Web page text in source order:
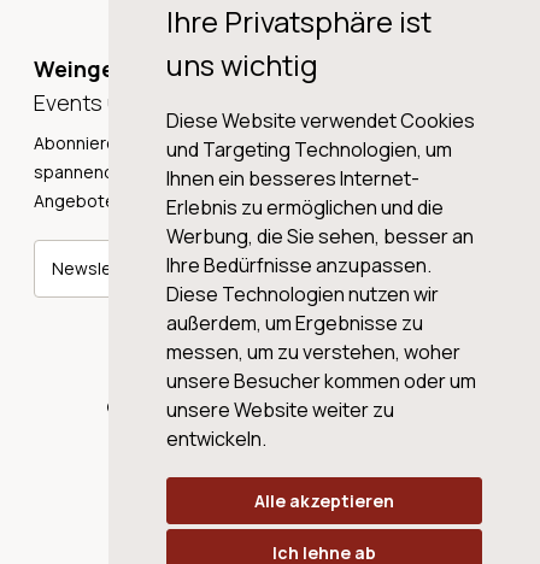
Ihre Privatsphäre ist
uns wichtig
Diese Website verwendet Cookies
und Targeting Technologien, um
Ihnen ein besseres Internet-
Erlebnis zu ermöglichen und die
Werbung, die Sie sehen, besser an
Ihre Bedürfnisse anzupassen.
Diese Technologien nutzen wir
außerdem, um Ergebnisse zu
messen, um zu verstehen, woher
unsere Besucher kommen oder um
unsere Website weiter zu
entwickeln.
Alle akzeptieren
Ich lehne ab
Weingeschichten,
Events und Neuigkeiten!
Abonnieren Sie unseren Newsletter und erhalten Sie
spannende Weingeschichten, Neuigkeiten und tolle
Angebote direkt in Ihre Mailbox.
Newsletter abonnieren
© 2026 WINE AG VALENTIN & VON SALIS